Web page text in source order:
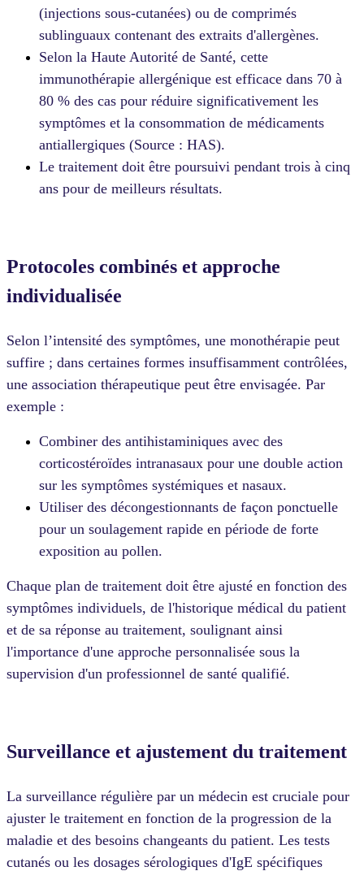
(injections sous-cutanées) ou de comprimés
sublinguaux contenant des extraits d'allergènes.
Selon la Haute Autorité de Santé, cette
immunothérapie allergénique est efficace dans 70 à
80 % des cas pour réduire significativement les
symptômes et la consommation de médicaments
antiallergiques (Source : HAS).
Le traitement doit être poursuivi pendant trois à cinq
ans pour de meilleurs résultats.
Protocoles combinés et approche
individualisée
Selon l’intensité des symptômes, une monothérapie peut
suffire ; dans certaines formes insuffisamment contrôlées,
une association thérapeutique peut être envisagée. Par
exemple :
Combiner des antihistaminiques avec des
corticostéroïdes intranasaux pour une double action
sur les symptômes systémiques et nasaux.
Utiliser des décongestionnants de façon ponctuelle
pour un soulagement rapide en période de forte
exposition au pollen.
Chaque plan de traitement doit être ajusté en fonction des
symptômes individuels, de l'historique médical du patient
et de sa réponse au traitement, soulignant ainsi
l'importance d'une approche personnalisée sous la
supervision d'un professionnel de santé qualifié.
Surveillance et ajustement du traitement
La surveillance régulière par un médecin est cruciale pour
ajuster le traitement en fonction de la progression de la
maladie et des besoins changeants du patient. Les tests
cutanés ou les dosages sérologiques d'IgE spécifiques